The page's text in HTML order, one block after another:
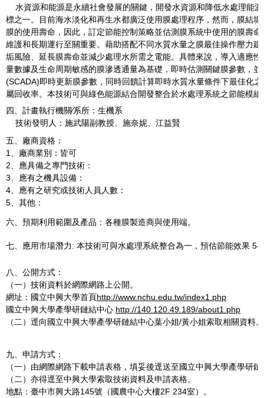
水資源和能源是永續社會發展的關鍵，開發水資源和降低水處理能
標之一。目前海水淡化和再生水都廣泛使用膜處理程序，然而，膜結
膜的使用壽命，因此，訂定節能控制策略並估測膜系統中使用的膜壽
維護和長期運行至關重要。藉助搭配不同水質水量之膜最佳操作壓力
垢風險、延長膜壽命並減少處理水所需之電能。具體來說，導入適應
量數據及生命周期敏感的膜滲透通量為基礎，即時估測關鍵膜參數，
(SCADA)即時更新膜參數，同時回饋計算即時水質水量條件下最佳化
屬回收率。本技術可與綠色能源結合開發整合於水處理系統之節能模組
四、計畫執行機關∕系所：生機系
技術發明人：施武陽副教授、施奈妮、江益賢
五、廠商資格：
1、廠商業別：皆可
2、應具備之專門技術：
3、應有之機具設備：
4、應有之研究或技術人員人數：
5、其他：
六、預期利用範圍及產品：各種膜製造商與使用端。
七、應用市場潛力: 本技術可與水處理系統整合為一，預估節能效果 5-
八、公開方式：
（一）技術資料於網際網路上公開。
網址：國立中興大學首頁http://www.nchu.edu.tw/index1.php
國立中興大學產學研鏈結中心 http://140.120.49.189/about1.php
（二）逕向國立中興大學產學研鏈結中心葉小姐/黃小姐索取相關資料。
九、申請方式：
（一）由網際網路下載申請表格，填妥後逕送至國立中興大學產學研
（二）亦得逕至中興大學索取技術資料及申請表格。
地點：臺中市興大路145號（國農中心大樓2F 234室）。